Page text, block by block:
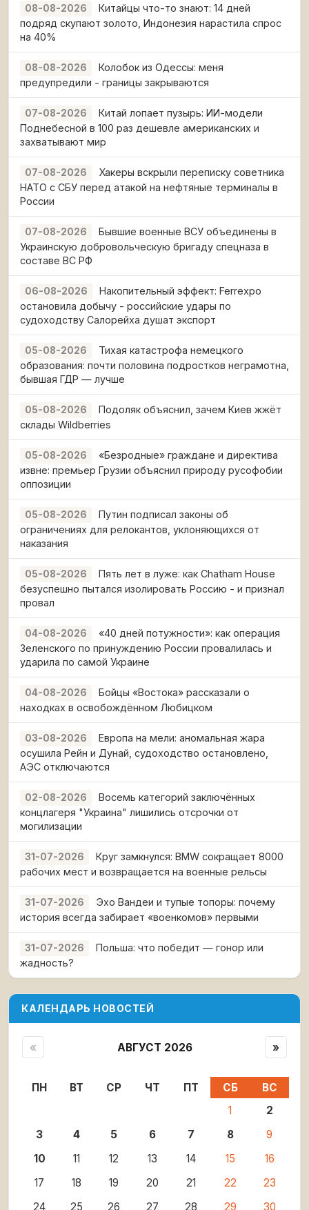
08-08-2026
Китайцы что-то знают: 14 дней
подряд скупают золото, Индонезия нарастила спрос
на 40%
08-08-2026
Колобок из Одессы: меня
предупредили - границы закрываются
07-08-2026
Китай лопает пузырь: ИИ-модели
Поднебесной в 100 раз дешевле американских и
захватывают мир
07-08-2026
Хакеры вскрыли переписку советника
НАТО с СБУ перед атакой на нефтяные терминалы в
России
07-08-2026
Бывшие военные ВСУ объединены в
Украинскую добровольческую бригаду спецназа в
составе ВС РФ
06-08-2026
Накопительный эффект: Ferrexpo
остановила добычу - российские удары по
судоходству Салорейха душат экспорт
05-08-2026
Тихая катастрофа немецкого
образования: почти половина подростков неграмотна,
бывшая ГДР — лучше
05-08-2026
Подоляк объяснил, зачем Киев жжёт
склады Wildberries
05-08-2026
«Безродные» граждане и директива
извне: премьер Грузии объяснил природу русофобии
оппозиции
05-08-2026
Путин подписал законы об
ограничениях для релокантов, уклоняющихся от
наказания
05-08-2026
Пять лет в луже: как Chatham House
безуспешно пытался изолировать Россию - и признал
провал
04-08-2026
«40 дней потужности»: как операция
Зеленского по принуждению России провалилась и
ударила по самой Украине
04-08-2026
Бойцы «Востока» рассказали о
находках в освобождённом Любицком
03-08-2026
Европа на мели: аномальная жара
осушила Рейн и Дунай, судоходство остановлено,
АЭС отключаются
02-08-2026
Восемь категорий заключённых
концлагеря "Украина" лишились отсрочки от
могилизации
31-07-2026
Круг замкнулся: BMW сокращает 8000
рабочих мест и возвращается на военные рельсы
31-07-2026
Эхо Вандеи и тупые топоры: почему
история всегда забирает «военкомов» первыми
31-07-2026
Польша: что победит — гонор или
жадность?
КАЛЕНДАРЬ НОВОСТЕЙ
« АВГУСТ 2026 »
ПН ВТ СР ЧТ ПТ СБ
ВС
1
2
3
4 5 6 7 8
9
10
11 12 13 14 15
16
17
18 19 20 21 22
23
24
25 26 27 28 29
30